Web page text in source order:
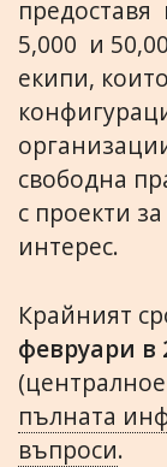
предоставя
5,000 и
екипи,
свободна
с проекти
интерес.
Крайният
февруари в
пълната
въпроси.